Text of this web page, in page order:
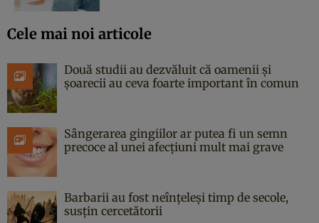
Cele mai noi articole
Două studii au dezvăluit că oamenii și
șoarecii au ceva foarte important în comun
Sângerarea gingiilor ar putea fi un semn
precoce al unei afecțiuni mult mai grave
Barbarii au fost neînțeleși timp de secole,
susțin cercetătorii